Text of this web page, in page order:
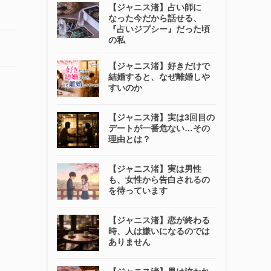
【ジャニス渚】占い師に
なった今だから話せる、
『占いジプシー』だった頃
の私
【ジャニス渚】好きだけで
結婚すると、なぜ離婚しや
すいのか
【ジャニス渚】実は3回目の
デートが一番危ない…その
理由とは？
【ジャニス渚】実は男性
も、女性から告白されるの
を待っています
【ジャニス渚】恋が終わる
時、人は嫌いになるのでは
ありません